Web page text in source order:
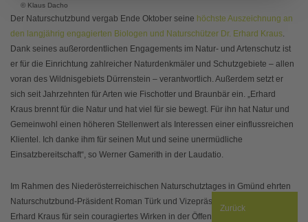
© Klaus Dacho
Der Naturschutzbund vergab Ende Oktober seine höchste Auszeichnung an
den langjährig engagierten Biologen und Naturschützer Dr. Erhard Kraus.
Dank seines außerordentlichen Engagements im Natur- und Artenschutz ist
er für die Einrichtung zahlreicher Naturdenkmäler und Schutzgebiete – allen
voran des Wildnisgebiets Dürrenstein – verantwortlich. Außerdem setzt er
sich seit Jahrzehnten für Arten wie Fischotter und Braunbär ein. „Erhard
Kraus brennt für die Natur und hat viel für sie bewegt. Für ihn hat Natur und
Gemeinwohl einen höheren Stellenwert als Interessen einer einflussreichen
Klientel. Ich danke ihm für seinen Mut und seine unermüdliche
Einsatzbereitschaft“, so Werner Gamerith in der Laudatio.
Im Rahmen des Niederösterreichischen Naturschutztages in Gmünd ehrten
Naturschutzbund-Präsident Roman Türk und Vizepräsident Walter Hödl
Erhard Kraus für sein couragiertes Wirken in der Öffentlichkeit.
Zurück